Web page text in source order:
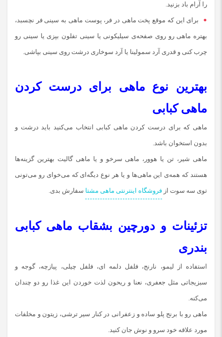
را آرام باد بزنید.
برای این که موقع پخت ماهی در فر، پوست ماهی به سینی فر نچسبد،
بهتره ماهی رو روی صفحه‌ی سیلیکونی یا سینی تفلون بپزی یا سینی رو
چرب کنی و قدری آرد سمولینا یا آرد سوخاری درشت روی سینی بپاشی.
بهترین نوع ماهی برای درست کردن
ماهی کبابی
ماهی که برای درست کردن ماهی کبابی انتخاب می‌کنید باید درشت و
بدون استخوان باشد.
ماهی شیر، تن یا هوور، ماهی سرخو و یا ماهی گالیت بهترین گزینه‌ها
هستند که همه‌ی این ماهی‌ها و یا هر نوع دیگه‌ای که می‌خوای رو می‌تونی
توی سه سوت از فروشگاه اینترنتی ماهی مشتا سفارش بدی.
تزئینات و دورچین بشقاب ماهی کبابی
بندری
استفاده از لیمو، نارنج، فلفل دلمه ای، فلفل چیلی، پیازچه، گوجه و
سبزیجاتی مثل جعفری، نعنا و ریحون لذت خوردن این غذا رو دو چندان
می‌کنه.
ماهی رو با برنج پلو ساده و زعفرانی در کنار سیر ترشی، زیتون و مخلفات
مورد علاقه خود سرو و نوش جان کنید.